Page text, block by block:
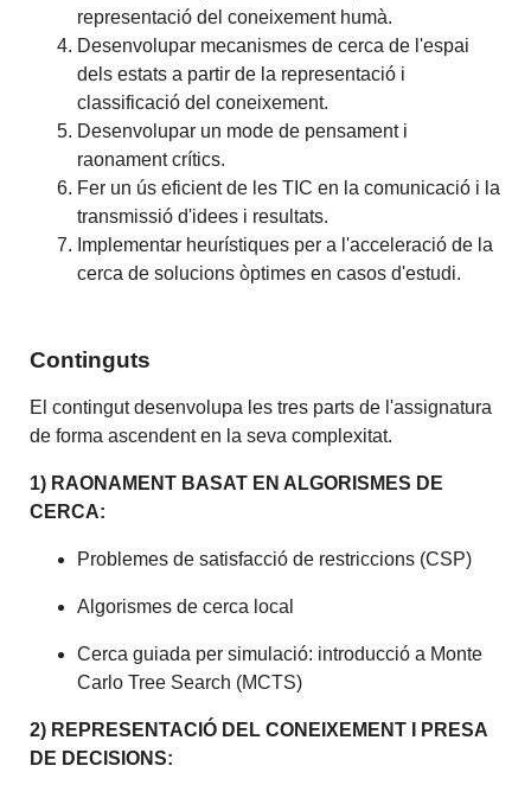
representació del coneixement humà.
Desenvolupar mecanismes de cerca de l'espai
dels estats a partir de la representació i
classificació del coneixement.
Desenvolupar un mode de pensament i
raonament crítics.
Fer un ús eficient de les TIC en la comunicació i la
transmissió d'idees i resultats.
Implementar heurístiques per a l'acceleració de la
cerca de solucions òptimes en casos d'estudi.
Continguts
El contingut desenvolupa les tres parts de l'assignatura
de forma ascendent en la seva complexitat.
1) RAONAMENT BASAT EN ALGORISMES DE
CERCA:
Problemes de satisfacció de restriccions (CSP)
Algorismes de cerca local
Cerca guiada per simulació: introducció a Monte
Carlo Tree Search (MCTS)
2) REPRESENTACIÓ DEL CONEIXEMENT I PRESA
DE DECISIONS: